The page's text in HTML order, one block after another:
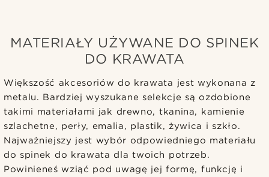
MATERIAŁY UŻYWANE DO SPINEK
DO KRAWATA
Większość akcesoriów do krawata jest wykonana z
metalu. Bardziej wyszukane selekcje są ozdobione
takimi materiałami jak drewno, tkanina, kamienie
szlachetne, perły, emalia, plastik, żywica i szkło.
Najważniejszy jest wybór odpowiedniego materiału
do spinek do krawata dla twoich potrzeb.
Powinieneś wziąć pod uwagę jej formę, funkcję i